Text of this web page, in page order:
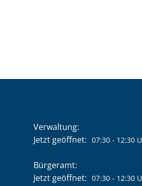
Verwaltung:
Klicken, um weitere
Jetzt geöffnet: 07:30 - 12:30
Bürgeramt:
Klicken, um weitere
Jetzt geöffnet: 07:30 - 12:30